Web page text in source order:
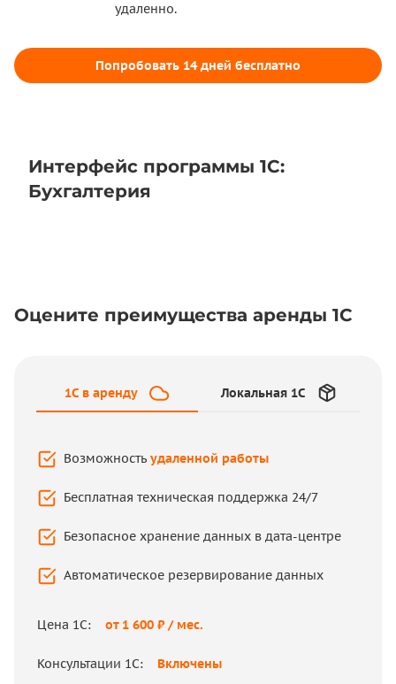
удаленно.
Попробовать 14 дней бесплатно
Интерфейс программы 1С:
Бухгалтерия
Оцените преимущества аренды 1С
1C в аренду Локальная 1С
Возможность удаленной работы
Бесплатная техническая поддержка 24/7
Безопасное хранение данных в дата-центре
Автоматическое резервирование данных
Цена 1С: от 1 600 ₽ / мес.
Консультации 1С: Включены
Привязка к конкретному рабочему месту
Поддержка – на аутсорсе или специалист в